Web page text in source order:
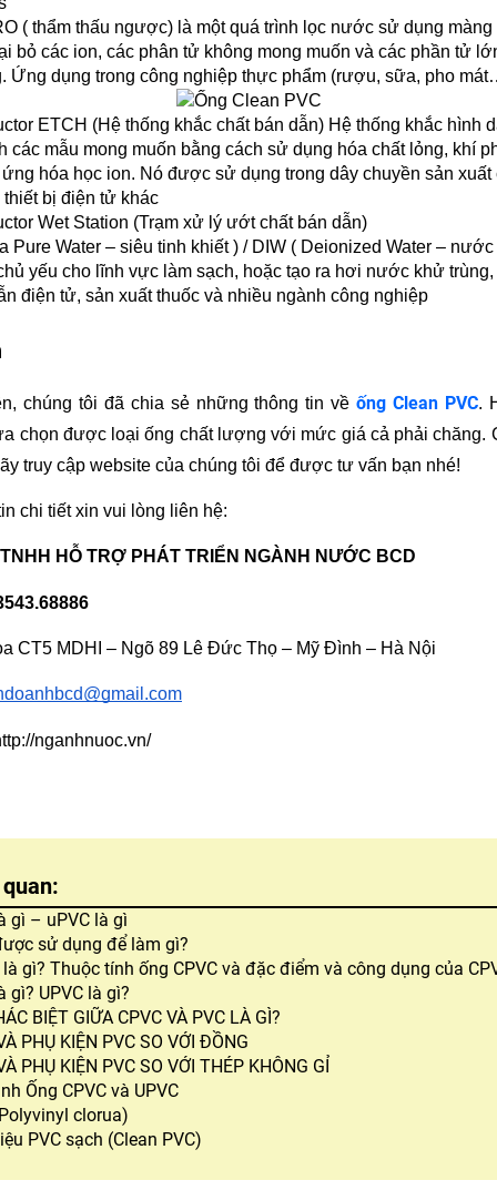
( thẩm thấu ngược) là một quá trình lọc nước sử dụng màng
bỏ các ion, các phân tử không mong muốn và các phần tử
Ứng dụng trong công nghiệp thực phẩm (rượu, sữa, pho
ETCH (Hệ thống khắc chất bán dẫn) Hệ thống khắc hình
các mẫu mong muốn bằng cách sử dụng hóa chất lỏng, khí
hóa học ion. Nó được sử dụng trong dây chuyền sản xuất
thiết bị điện tử khác
Wet Station (Trạm xử lý ướt chất bán dẫn)
Pure Water – siêu tinh khiết ) / DIW ( Deionized Water –
yếu cho lĩnh vực làm sạch, hoặc tạo ra hơi nước khử trùng,
điện tử, sản xuất thuốc và nhiều ngành công nghiệp
chúng tôi đã chia sẻ những thông tin về ống Clean PVC.
chọn được loại ống chất lượng với mức giá cả phải chăng.
truy cập website của chúng tôi để được tư vấn bạn nhé!
chi tiết xin vui lòng liên hệ:
HỖ TRỢ PHÁT TRIỂN NGÀNH NƯỚC BCD
CT5 MDHI – Ngõ 89 Lê Đức Thọ – Mỹ Đình – Hà Nội
nganhnuoc.vn/
gì – uPVC là gì
sử dụng để làm gì?
là gì? Thuộc tính ống CPVC và đặc điểm và công dụng của
gì? UPVC là gì?
BIỆT GIỮA CPVC VÀ PVC LÀ GÌ?
PHỤ KIỆN PVC SO VỚI ĐỒNG
PHỤ KIỆN PVC SO VỚI THÉP KHÔNG GỈ
Ống CPVC và UPVC
clorua)
PVC sạch (Clean PVC)